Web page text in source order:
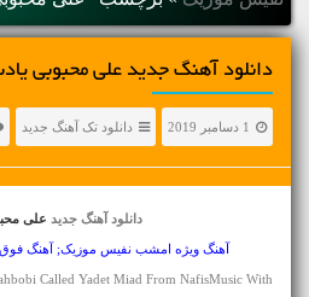
دانلود آهنگ جديد علی محبوبی
1 دسامبر 2019 دانلود تک آهنگ جدید
دانلود آهنگ جدید علی
آهنگ ویژه امشب نفیس موزیک; آهنگ فوق
Called Yadet Miad From NafisMusic With